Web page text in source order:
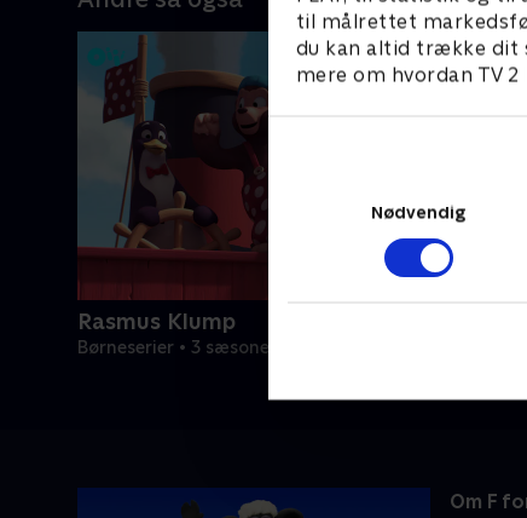
til målrettet
du kan altid trække dit
mere om hvordan TV
Nødvendig
Rasmus Klump
Børneserier • 3 sæsoner
Om F